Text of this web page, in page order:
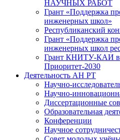
НАУЧНЫХ РАБОТ
Грант «Поддержка
инженерных школ»
Республиканский
Грант «Поддержка
инженерных школ
Грант КНИТУ-КАИ в
Приоритет-2030
Деятельность АН РТ
Научно-
Научно-
Диссертационные
Образовательная
Конференции
Научное